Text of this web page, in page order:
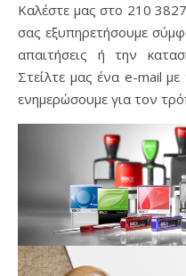
Καλέστε μας στο 210
σας εξυπηρετήσουμε
απαιτήσεις ή την
Στείλτε μας ένα e-mail
ενημερώσουμε για τον